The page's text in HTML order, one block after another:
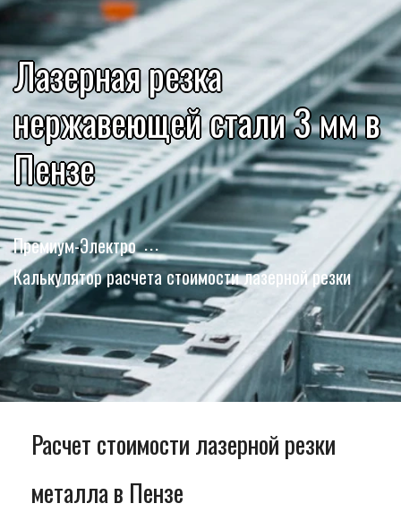
Лазерная резка
нержавеющей стали 3 мм в
Пензе
Премиум-Электро
Калькулятор расчета стоимости лазерной резки
Расчет стоимости лазерной резки
металла в Пензе